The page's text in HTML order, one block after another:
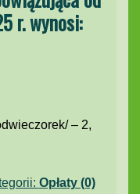
r. wynosi:
– 2,
Opłaty (0)